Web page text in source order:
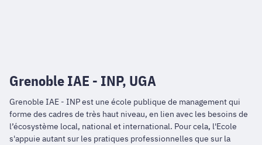
Grenoble IAE - INP, UGA
Grenoble IAE - INP est une école publique de management qui
forme des cadres de très haut niveau, en lien avec les besoins de
l’écosystème local, national et international. Pour cela, l'Ecole
s'appuie autant sur les pratiques professionnelles que sur la